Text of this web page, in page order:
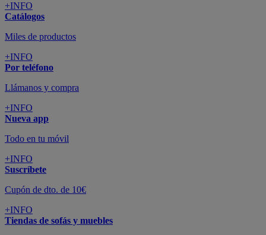
+INFO
Catálogos
Miles de productos
+INFO
Por teléfono
Llámanos y compra
+INFO
Nueva app
Todo en tu móvil
+INFO
Suscríbete
Cupón de dto. de 10€
+INFO
Tiendas de sofás y muebles